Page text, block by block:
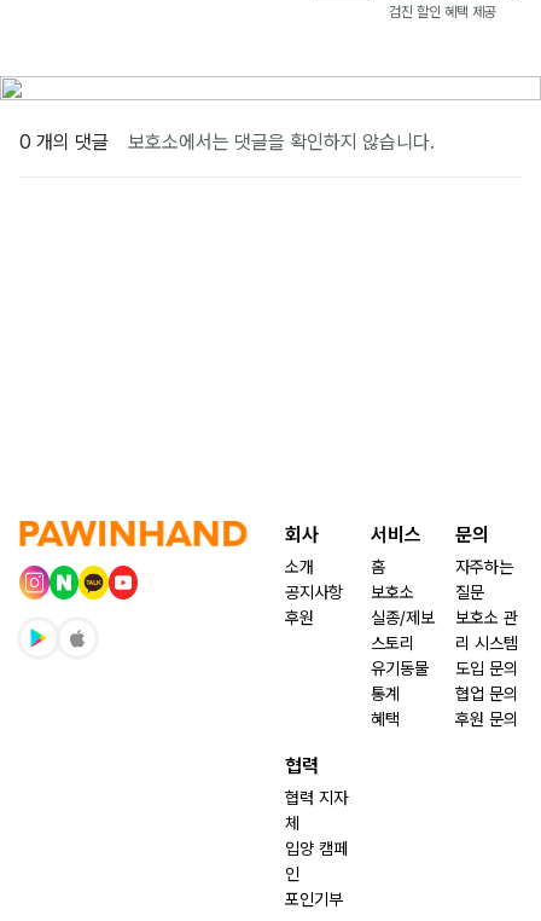
검진 할인 혜택 제공
0 개의 댓글 보호소에서는 댓글을 확인하지 않습니다.
회사
소개
공지사항
후원
서비스
홈
보호소
실종/제보
스토리
유기동물
통계
혜택
문의
자주하는
질문
보호소 관
리 시스템
도입 문의
협업 문의
후원 문의
협력
협력 지자
체
입양 캠페
인
포인기부